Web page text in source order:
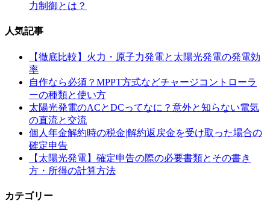
力制御とは？
人気記事
【徹底比較】火力・原子力発電と太陽光発電の発電効
率
自作なら必須？MPPT方式などチャージコントローラ
ーの種類と使い方
太陽光発電のACとDCってなに？意外と知らない電気
の直流と交流
個人年金解約時の税金|解約返戻金を受け取った場合の
確定申告
【太陽光発電】確定申告の際の必要書類とその書き
方・所得の計算方法
カテゴリー